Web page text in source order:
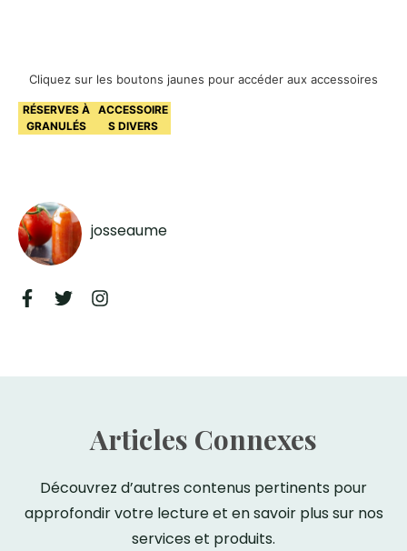
Cliquez sur les boutons jaunes pour accéder aux accessoires
RÉSERVES À
GRANULÉS
ACCESSOIRE
S DIVERS
josseaume
Articles Connexes
Découvrez d’autres contenus pertinents pour
approfondir votre lecture et en savoir plus sur nos
services et produits.